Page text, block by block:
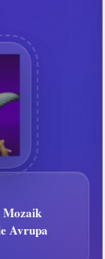
Mozaik
Avrupa